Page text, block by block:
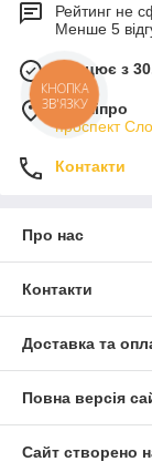
Рейтинг не
Менше 5
Працює з
м. Дніпро
проспект
Контакти
Про нас
Контакти
Доставка та
Повна версія
Сайт створено
КНОПКА
ЗВ'ЯЗКУ